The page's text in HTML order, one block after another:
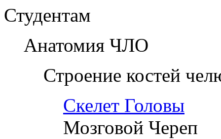
Студентам
Анатомия ЧЛО
Строение костей
Скелет Головы
Мозговой Череп